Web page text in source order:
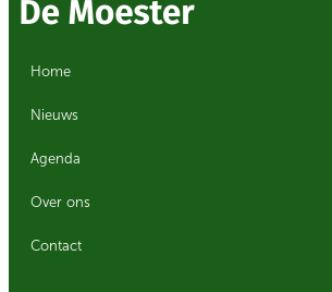
Home
Nieuws
Agenda
Over ons
Contact